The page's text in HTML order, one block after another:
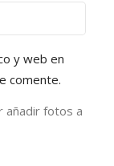
y web en
comente.
añadir fotos a